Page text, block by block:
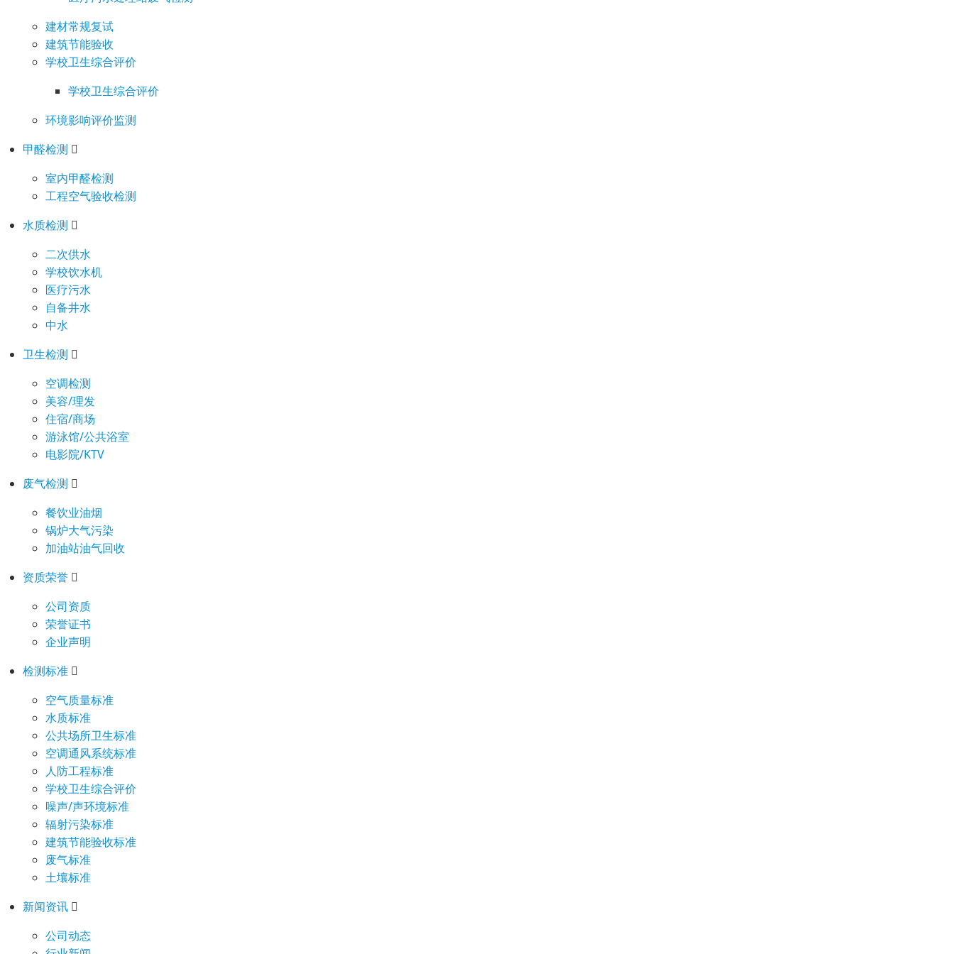
建材常规复试
建筑节能验收
学校卫生综合评价
学校卫生综合评价
环境影响评价监测
甲醛检测
室内甲醛检测
工程空气验收检测
水质检测
二次供水
学校饮水机
医疗污水
自备井水
中水
卫生检测
空调检测
美容/理发
住宿/商场
游泳馆/公共浴室
电影院/KTV
废气检测
餐饮业油烟
锅炉大气污染
加油站油气回收
资质荣誉
公司资质
荣誉证书
企业声明
检测标准
空气质量标准
水质标准
公共场所卫生标准
空调通风系统标准
人防工程标准
学校卫生综合评价
噪声/声环境标准
辐射污染标准
建筑节能验收标准
废气标准
土壤标准
新闻资讯
公司动态